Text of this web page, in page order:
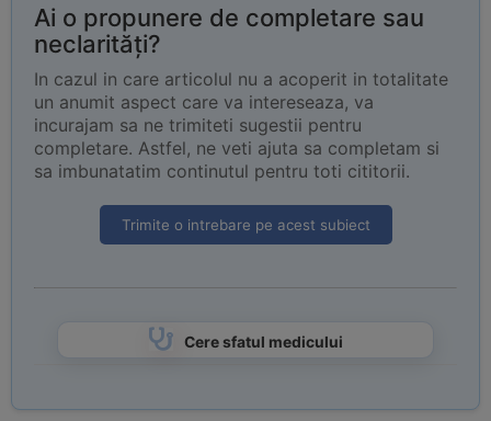
Ai o propunere de completare sau
neclarități?
In cazul in care articolul nu a acoperit in totalitate
un anumit aspect care va intereseaza, va
incurajam sa ne trimiteti sugestii pentru
completare. Astfel, ne veti ajuta sa completam si
sa imbunatatim continutul pentru toti cititorii.
Trimite o intrebare pe acest subiect
Cere sfatul medicului